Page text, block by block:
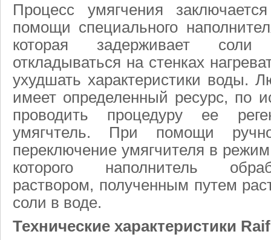
Процесс умягчения
помощи специального
которая задерживает соли
откладываться на стенках
ухудшать характеристики воды.
имеет определенный ресурс, по
проводить процедуру ее
умягчтель. При помощи
переключение умягчителя в
которого наполнитель
раствором, полученным путем
соли в воде.
Технические характеристики